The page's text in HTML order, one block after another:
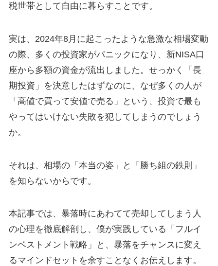
税世帯として自由に暮らすことです。
実は、2024年8月に起こったような急激な相場変動
の際、多くの投資家がパニックになり、新NISA口
座から多額の資金が流出しました。せっかく「長
期投資」を決意したはずなのに、なぜ多くの人が
「高値で買って安値で売る」という、投資で最も
やってはいけない失敗を犯してしまうのでしょう
か。
それは、相場の「本当の姿」と「勝ち組の鉄則」
を知らないからです。
本記事では、暴落時にあわてて売却してしまう人
の心理を徹底解剖し、僕が実践している「フルイ
ンベストメント戦略」と、暴落をチャンスに変え
るマインドセットを余すことなくお伝えします。